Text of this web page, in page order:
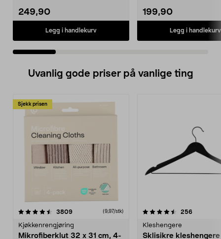
249,90
Legg i handlekurv
199,90
Legg i handlekurv
Uvanlig gode priser på vanlige ting
Sjekk prisen
3809anmeldelser(9,97/stk)
Kjøkkenrengjøring
Mikrofiberklut 32 x 31 cm, 4-
4.5av 5 stjerner 256
Kleshengere
Sklisikre
4.5av 5 stjerner